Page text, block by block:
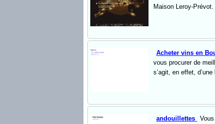
Maison Leroy-
Acheter vins en
vous procurer de
s’agit, en effet,
andouillettes